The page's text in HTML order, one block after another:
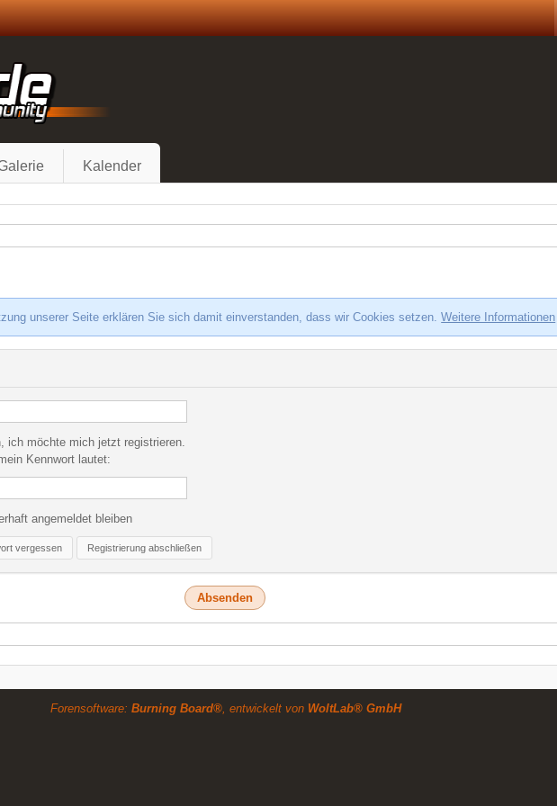
Kalender
unserer Seite erklären Sie sich damit einverstanden, dass wir Cookies setzen.Weitere Informationen
ich möchte mich jetzt registrieren.
Kennwort lautet:
angemeldet bleiben
vergessen Registrierung abschließen
Forensoftware: Burning Board®, entwickelt von WoltLab® GmbH